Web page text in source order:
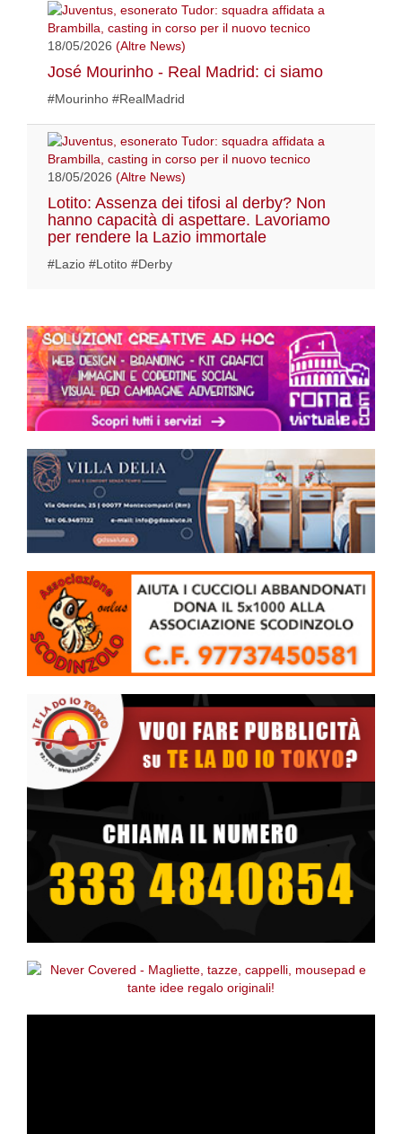
18/05/2026 (Altre News)
José Mourinho - Real Madrid: ci siamo
#Mourinho #RealMadrid
18/05/2026 (Altre News)
Lotito: Assenza dei tifosi al derby? Non
hanno capacità di aspettare. Lavoriamo
per rendere la Lazio immortale
#Lazio #Lotito #Derby